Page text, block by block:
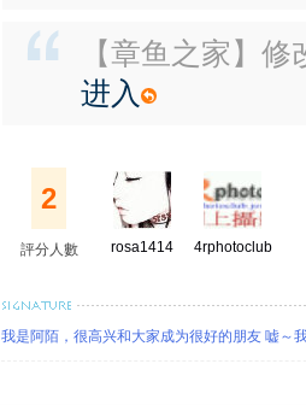
【章鱼之家】
进入
2
評分人數 rosa1414 4rphotoclub
我是阿陌，很高兴和大家成为很好的朋友 嘘～